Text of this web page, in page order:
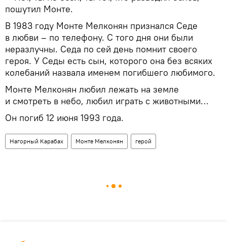
пошутил Монте.
В 1983 году Монте Мелконян признался Седе
в любви – по телефону. С того дня они были
неразлучны. Седа по сей день помнит своего
героя. У Седы есть сын, которого она без всяких
колебаний назвала именем погибшего любимого.
Монте Мелконян любил лежать на земле
и смотреть в небо, любил играть с животными…
Он погиб 12 июня 1993 года.
Нагорный Карабах Монте Мелконян герой